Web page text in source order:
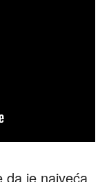
da je najveća